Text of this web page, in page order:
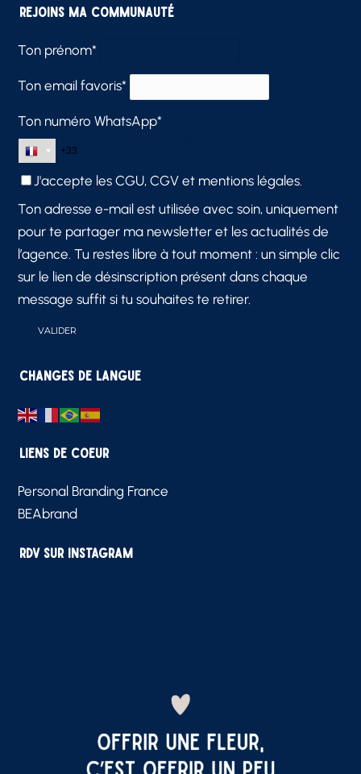
Rejoins ma communauté
Ton prénom*
Ton email favoris*
Ton numéro WhatsApp*
J'accepte lesCGU, CGV et mentions légales.
Ton adresse e-mail est utilisée avec soin, uniquement
pour te partager ma newsletter et les actualités de
l’agence. Tu restes libre à tout moment : un simple clic
sur le lien de désinscription présent dans chaque
message suffit si tu souhaites te retirer.
Changes de langue
Liens de Coeur
Personal Branding France
BEAbrand
RDV sur Instagram